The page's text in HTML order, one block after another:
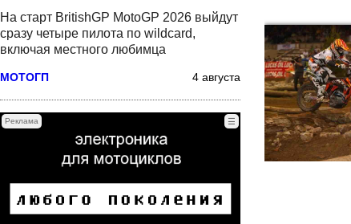
На старт BritishGP MotoGP 2026 выйдут
сразу четыре пилота по wildcard,
включая местного любимца
МОТОГП 4 августа
Реклама ☰